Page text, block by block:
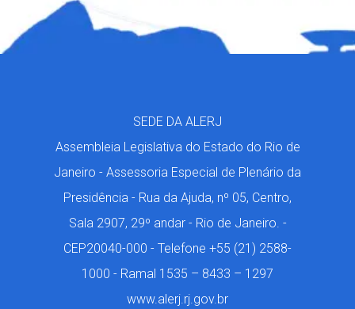
SEDE DA ALERJ
Assembleia Legislativa do Estado do Rio de
Janeiro - Assessoria Especial de Plenário da
Presidência - Rua da Ajuda, nº 05, Centro,
Sala 2907, 29º andar - Rio de Janeiro. -
CEP20040-000 - Telefone +55 (21) 2588-
1000 - Ramal 1535 – 8433 – 1297
www.alerj.rj.gov.br